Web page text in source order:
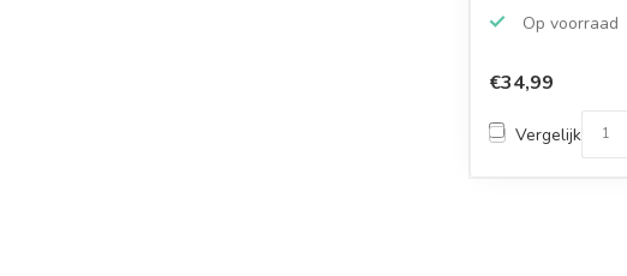
Op voorraad
€34,99
Vergelijk